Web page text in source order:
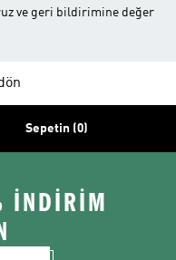
ve geri bildirimine değer
Sepetin (0)
İNDİRİM